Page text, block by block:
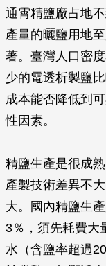
通霄精鹽廠占地
產量的曬鹽用地
著。臺灣人口密
少的電透析製鹽
成本能否降低到
性因素。
精鹽生產是很成
產製技術差異不
大。國內精鹽生
3％，須先耗費大
水（含鹽率超過